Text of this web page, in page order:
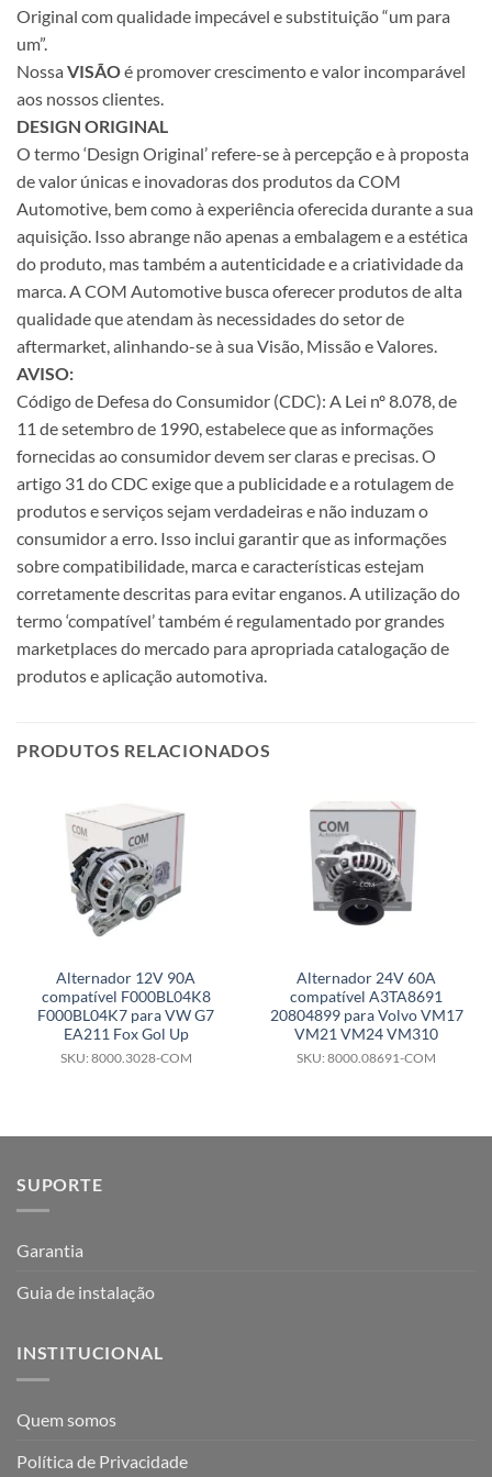
Original com qualidade impecável e substituição “um para
um”.
Nossa VISÃOé promover crescimento e valor incomparável
aos nossos clientes.
DESIGN ORIGINAL
O termo ‘Design Original’ refere-se à percepção e à proposta
de valor únicas e inovadoras dos produtos da COM
Automotive, bem como à experiência oferecida durante a sua
aquisição. Isso abrange não apenas a embalagem e a estética
do produto, mas também a autenticidade e a criatividade da
marca. A COM Automotive busca oferecer produtos de alta
qualidade que atendam às necessidades do setor de
aftermarket, alinhando-se à sua Visão, Missão e Valores.
AVISO:
Código de Defesa do Consumidor (CDC): A Lei nº 8.078, de
11 de setembro de 1990, estabelece que as informações
fornecidas ao consumidor devem ser claras e precisas. O
artigo 31 do CDC exige que a publicidade e a rotulagem de
produtos e serviços sejam verdadeiras e não induzam o
consumidor a erro. Isso inclui garantir que as informações
sobre compatibilidade, marca e características estejam
corretamente descritas para evitar enganos. A utilização do
termo ‘compatível’ também é regulamentado por grandes
marketplaces do mercado para apropriada catalogação de
produtos e aplicação automotiva.
PRODUTOS RELACIONADOS
Alternador 12V 90A
compatível F000BL04K8
F000BL04K7 para VW G7
EA211 Fox Gol Up
SKU: 8000.3028-COM
Alternador 24V 60A
compatível A3TA8691
20804899 para Volvo VM17
VM21 VM24 VM310
SKU: 8000.08691-COM
SUPORTE
Garantia
Guia de instalação
INSTITUCIONAL
Quem somos
Política de Privacidade